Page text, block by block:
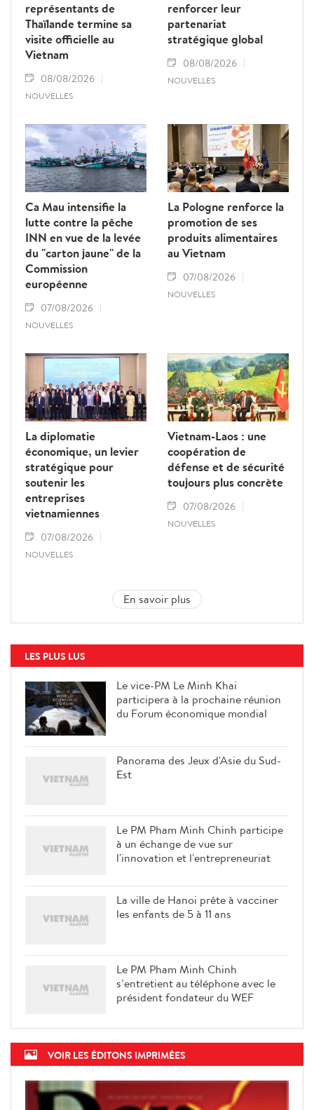
représentants de
Thaïlande termine sa
visite officielle au
Vietnam
08/08/2026
NOUVELLES
renforcer leur
partenariat
stratégique global
08/08/2026
NOUVELLES
Ca Mau intensifie la
lutte contre la pêche
INN en vue de la levée
du "carton jaune" de la
Commission
européenne
07/08/2026
NOUVELLES
La Pologne renforce la
promotion de ses
produits alimentaires
au Vietnam
07/08/2026
NOUVELLES
La diplomatie
économique, un levier
stratégique pour
soutenir les
entreprises
vietnamiennes
07/08/2026
NOUVELLES
Vietnam-Laos : une
coopération de
défense et de sécurité
toujours plus concrète
07/08/2026
NOUVELLES
En savoir plus
LES PLUS LUS
Le vice-PM Le Minh Khai
participera à la prochaine réunion
du Forum économique mondial
Panorama des Jeux d'Asie du Sud-
Est
Le PM Pham Minh Chinh participe
à un échange de vue sur
l'innovation et l'entrepreneuriat
La ville de Hanoi prête à vacciner
les enfants de 5 à 11 ans
Le PM Pham Minh Chinh
s’entretient au téléphone avec le
président fondateur du WEF
VOIR LES ÉDITONS IMPRIMÉES